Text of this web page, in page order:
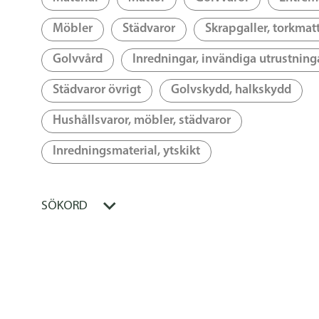
Möbler Städvaror Skrapgaller,
Golvvård Inredningar, invändiga
Städvaror övrigt Golvskydd, halkskydd
Hushållsvaror, möbler, städvaror
Inredningsmaterial, ytskikt
SÖKORD